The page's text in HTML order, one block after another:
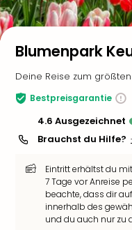
Blumenpark
Deine Reise zum
Bestpreisgarantie
4.6 ausgezeichnet
Brauchst du Hilfe?
Eintritt erhältst du
7 Tage vor Anreise
beachte, dass dir
innerhalb des
und du auch nur zu